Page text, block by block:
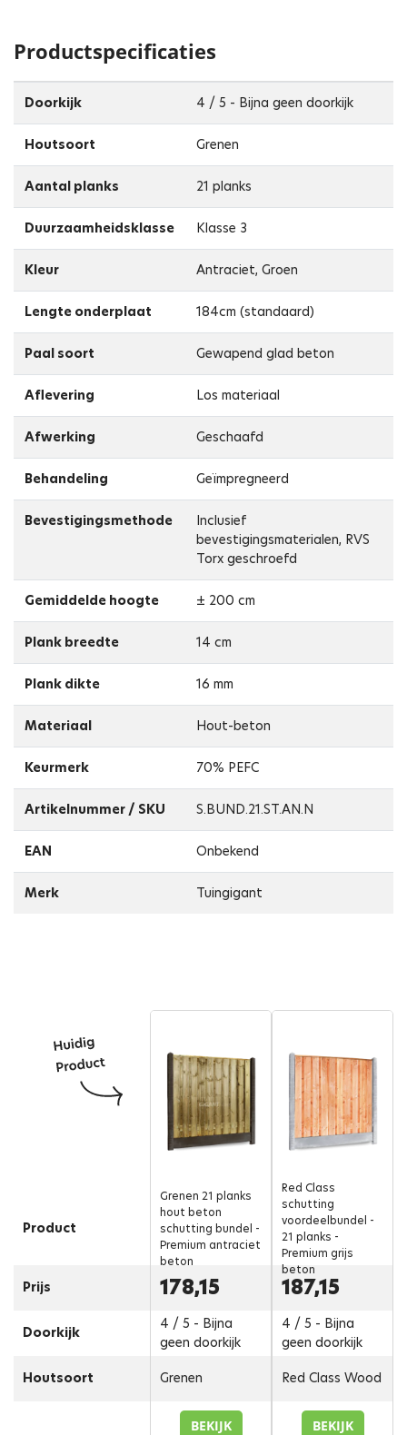
Productspecificaties
Doorkijk 4 / 5 - Bijna geen doorkijk
Houtsoort Grenen
Aantal planks 21 planks
Duurzaamheidsklasse Klasse 3
Kleur Antraciet, Groen
Lengte onderplaat 184cm (standaard)
Paal soort Gewapend glad beton
Aflevering Los materiaal
Afwerking Geschaafd
Behandeling Geïmpregneerd
Bevestigingsmethode
Inclusief
bevestigingsmaterialen, RVS
Torx geschroefd
Gemiddelde hoogte ± 200 cm
Plank breedte 14 cm
Plank dikte 16 mm
Materiaal Hout-beton
Keurmerk 70% PEFC
Artikelnummer / SKU S.BUND.21.ST.AN.N
EAN Onbekend
Merk Tuingigant
Product
Prijs
Doorkijk
Houtsoort
Grenen 21 planks
hout beton
schutting bundel -
Premium antraciet
beton
178,15
4 / 5 - Bijna
geen doorkijk
Grenen
BEKIJK
Red Class
schutting
voordeelbundel -
21 planks -
Premium grijs
beton
187,15
4 / 5 - Bijna
geen doorkijk
Red Class Wood
BEKIJK